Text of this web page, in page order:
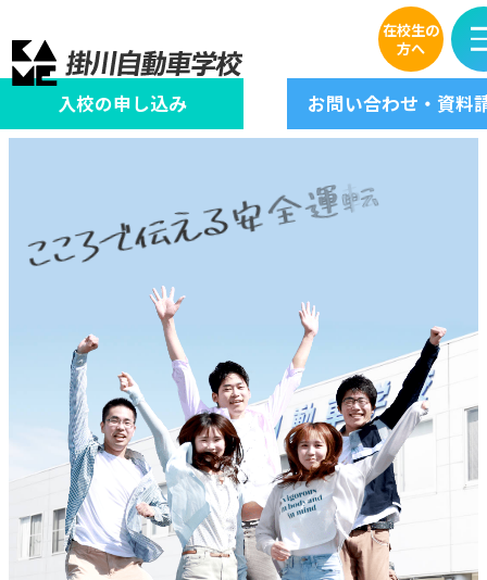
在校生の
方へ
入校の申し込み お問い合わせ 資料